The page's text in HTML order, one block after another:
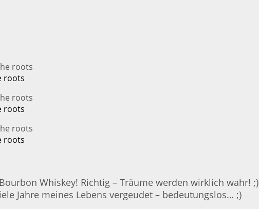
roots
roots
roots
Whiskey! Richtig – Träume werden wirklich wahr!
Jahre meines Lebens vergeudet – bedeutungslos… ;)